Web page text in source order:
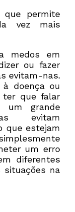
que permite
vez mais
medos em
ou fazer
evitam-nas.
doença ou
ter que falar
um grande
evitam
que estejam
um erro
diferentes
situações na